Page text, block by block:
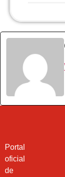
Portal
oficial
de